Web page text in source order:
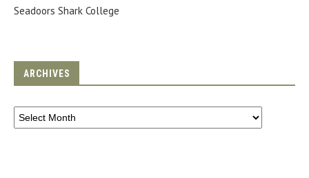
Seadoors Shark College
ARCHIVES